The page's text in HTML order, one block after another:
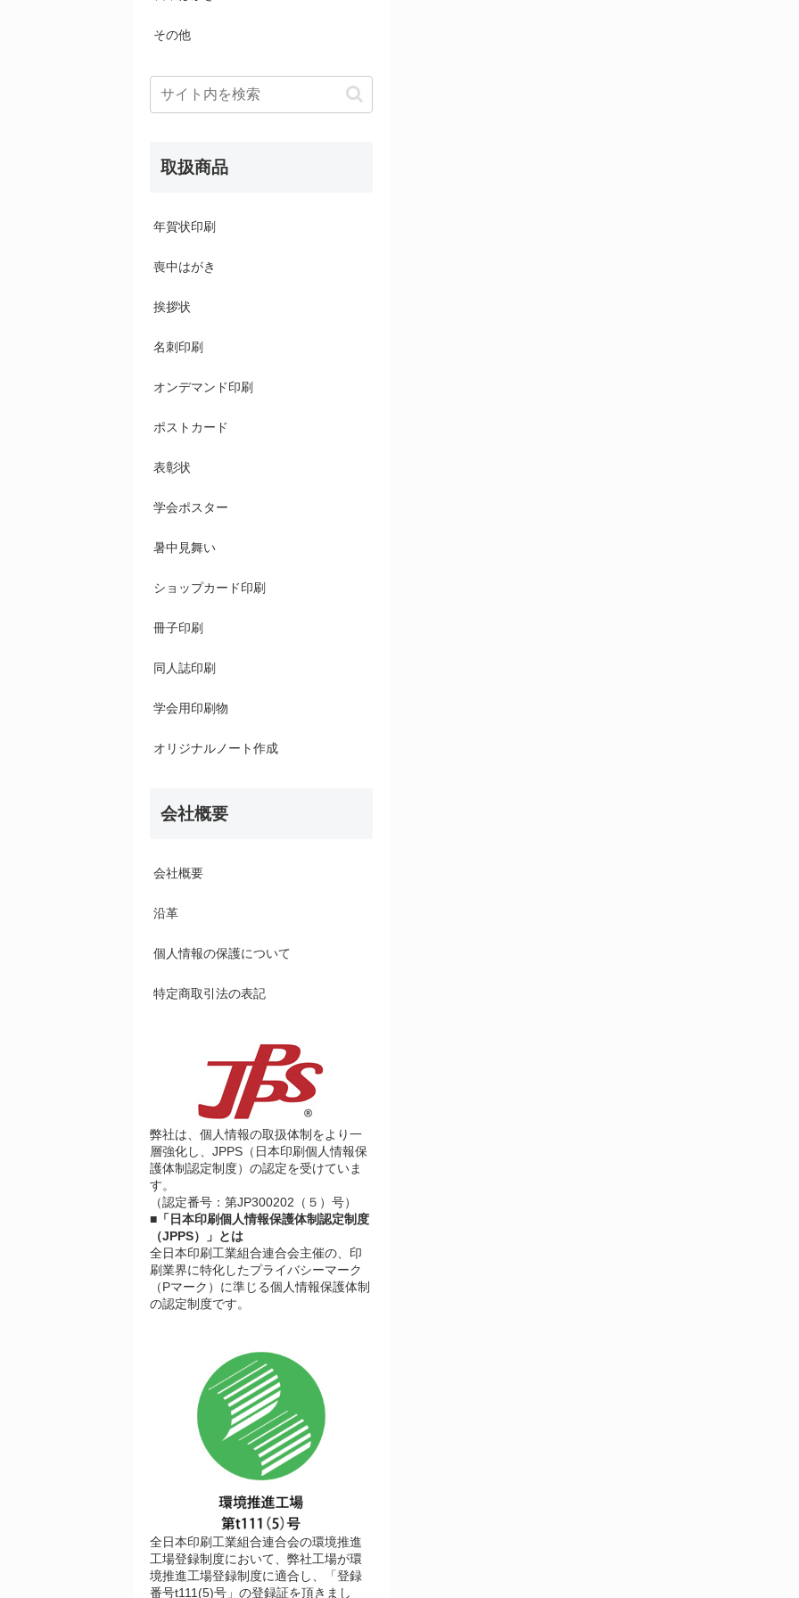
その他
取扱商品
年賀状印刷
喪中はがき
挨拶状
名刺印刷
オンデマンド印刷
ポストカード
表彰状
学会ポスター
暑中見舞い
ショップカード印刷
冊子印刷
同人誌印刷
学会用印刷物
オリジナルノート作成
会社概要
会社概要
沿革
個人情報の保護について
特定商取引法の表記
弊社は、個人情報の取扱体制をより一
層強化し、JPPS（日本印刷個人情報保
護体制認定制度）の認定を受けていま
す。
（認定番号：第JP300202（５）号）
■「日本印刷個人情報保護体制認定制度
（JPPS）」とは
全日本印刷工業組合連合会主催の、印
刷業界に特化したプライバシーマーク
（Pマーク）に準じる個人情報保護体制
の認定制度です。
全日本印刷工業組合連合会の環境推進
工場登録制度において、弊社工場が環
境推進工場登録制度に適合し、「登録
番号t111(5)号」の登録証を頂きまし